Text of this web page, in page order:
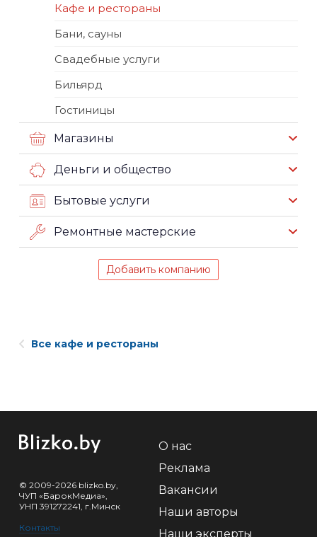
Кафе и рестораны
Бани, сауны
Свадебные услуги
Бильярд
Гостиницы
Магазины
Деньги и общество
Бытовые услуги
Ремонтные мастерские
Добавить компанию
Все кафе и рестораны
© 2009-2026 blizko.by,
ЧУП «БарокМедиа»,
УНП 391272241, г.Минск
Контакты
О нас
Реклама
Вакансии
Наши авторы
Наши эксперты